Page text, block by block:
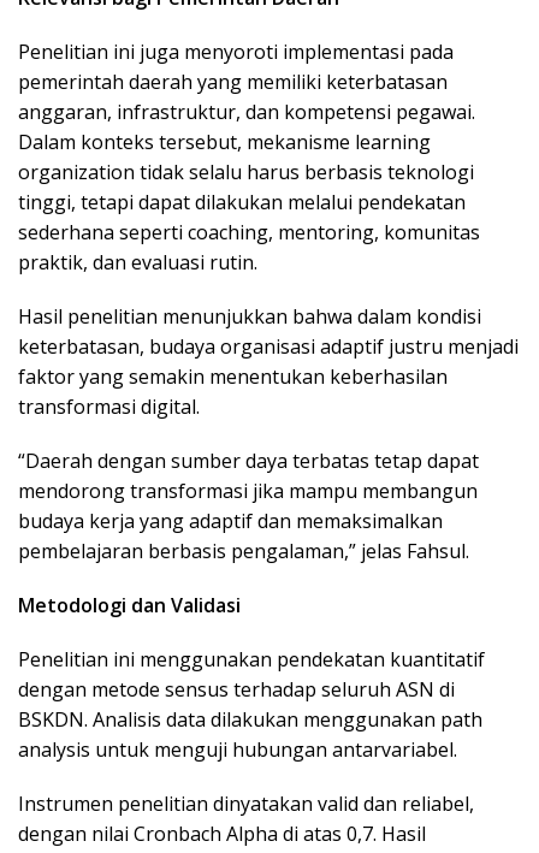
Penelitian ini juga menyoroti implementasi pada
pemerintah daerah yang memiliki keterbatasan
anggaran, infrastruktur, dan kompetensi pegawai.
Dalam konteks tersebut, mekanisme learning
organization tidak selalu harus berbasis teknologi
tinggi, tetapi dapat dilakukan melalui pendekatan
sederhana seperti coaching, mentoring, komunitas
praktik, dan evaluasi rutin.
Hasil penelitian menunjukkan bahwa dalam kondisi
keterbatasan, budaya organisasi adaptif justru menjadi
faktor yang semakin menentukan keberhasilan
transformasi digital.
“Daerah dengan sumber daya terbatas tetap dapat
mendorong transformasi jika mampu membangun
budaya kerja yang adaptif dan memaksimalkan
pembelajaran berbasis pengalaman,” jelas Fahsul.
Metodologi dan Validasi
Penelitian ini menggunakan pendekatan kuantitatif
dengan metode sensus terhadap seluruh ASN di
BSKDN. Analisis data dilakukan menggunakan path
analysis untuk menguji hubungan antarvariabel.
Instrumen penelitian dinyatakan valid dan reliabel,
dengan nilai Cronbach Alpha di atas 0,7. Hasil